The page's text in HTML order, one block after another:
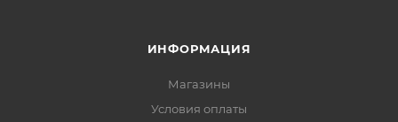
ИНФОРМАЦИЯ
Магазины
Условия оплаты